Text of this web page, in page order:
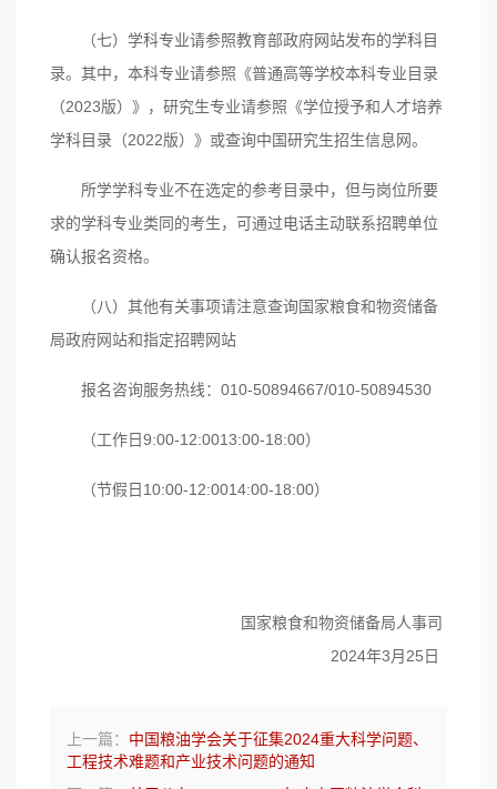
（七）学科专业请参照教育部政府网站发布的学科目
录。其中，本科专业请参照《普通高等学校本科专业目录
（2023版）》，研究生专业请参照《学位授予和人才培养
学科目录（2022版）》或查询中国研究生招生信息网。
所学学科专业不在选定的参考目录中，但与岗位所要
求的学科专业类同的考生，可通过电话主动联系招聘单位
确认报名资格。
（八）其他有关事项请注意查询国家粮食和物资储备
局政府网站和指定招聘网站
报名咨询服务热线：010-50894667/010-50894530
（工作日9:00-12:0013:00-18:00）
（节假日10:00-12:0014:00-18:00）
国家粮食和物资储备局人事司
2024年3月25日
上一篇： 中国粮油学会关于征集2024重大科学问题、
工程技术难题和产业技术问题的通知